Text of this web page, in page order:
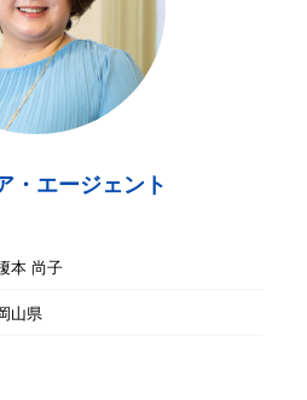
・エージェント
本 尚子
山県